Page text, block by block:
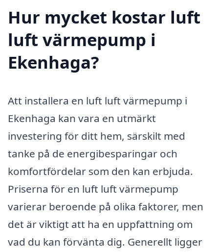
Hur mycket kostar luft
luft värmepump i
Ekenhaga?
Att installera en luft luft värmepump i
Ekenhaga kan vara en utmärkt
investering för ditt hem, särskilt med
tanke på de energibesparingar och
komfortfördelar som den kan erbjuda.
Priserna för en luft luft värmepump
varierar beroende på olika faktorer, men
det är viktigt att ha en uppfattning om
vad du kan förvänta dig. Generellt ligger